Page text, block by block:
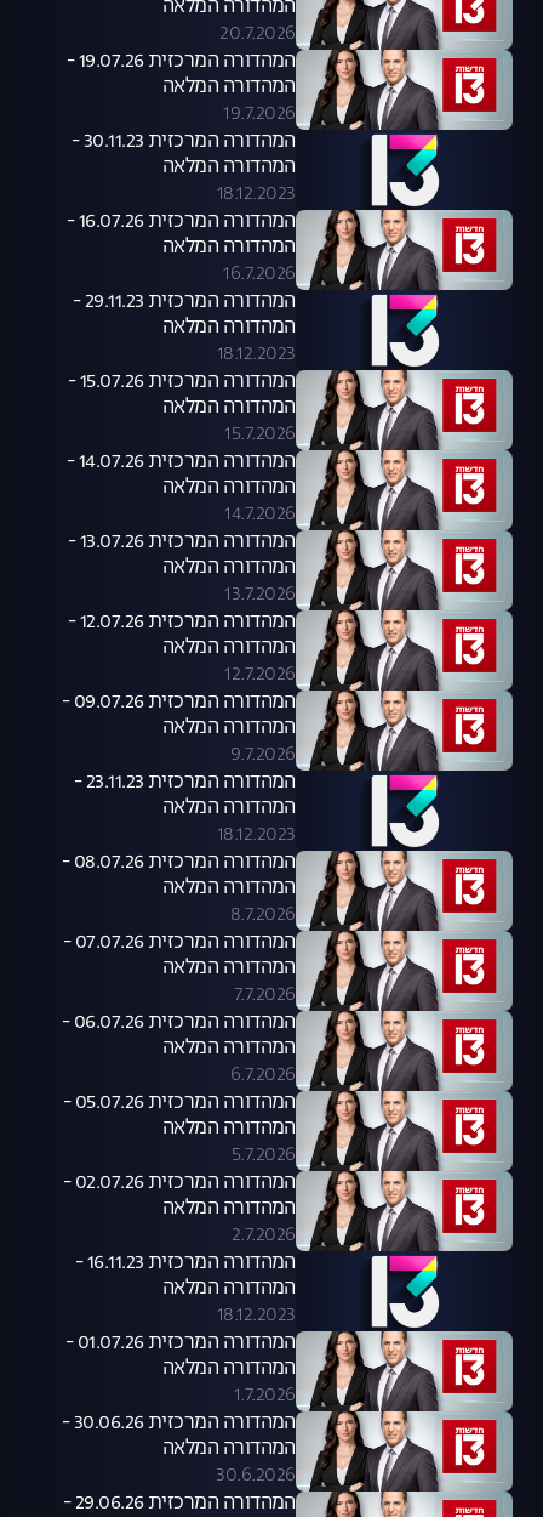
המהדורה המלאה
20.7.2026
המהדורה המרכזית 19.07.26 -
המהדורה המלאה
19.7.2026
המהדורה המרכזית 30.11.23 -
המהדורה המלאה
18.12.2023
המהדורה המרכזית 16.07.26 -
המהדורה המלאה
16.7.2026
המהדורה המרכזית 29.11.23 -
המהדורה המלאה
18.12.2023
המהדורה המרכזית 15.07.26 -
המהדורה המלאה
15.7.2026
המהדורה המרכזית 14.07.26 -
המהדורה המלאה
14.7.2026
המהדורה המרכזית 13.07.26 -
המהדורה המלאה
13.7.2026
המהדורה המרכזית 12.07.26 -
המהדורה המלאה
12.7.2026
המהדורה המרכזית 09.07.26 -
המהדורה המלאה
9.7.2026
המהדורה המרכזית 23.11.23 -
המהדורה המלאה
18.12.2023
המהדורה המרכזית 08.07.26 -
המהדורה המלאה
8.7.2026
המהדורה המרכזית 07.07.26 -
המהדורה המלאה
7.7.2026
המהדורה המרכזית 06.07.26 -
המהדורה המלאה
6.7.2026
המהדורה המרכזית 05.07.26 -
המהדורה המלאה
5.7.2026
המהדורה המרכזית 02.07.26 -
המהדורה המלאה
2.7.2026
המהדורה המרכזית 16.11.23 -
המהדורה המלאה
18.12.2023
המהדורה המרכזית 01.07.26 -
המהדורה המלאה
1.7.2026
המהדורה המרכזית 30.06.26 -
המהדורה המלאה
30.6.2026
המהדורה המרכזית 29.06.26 -